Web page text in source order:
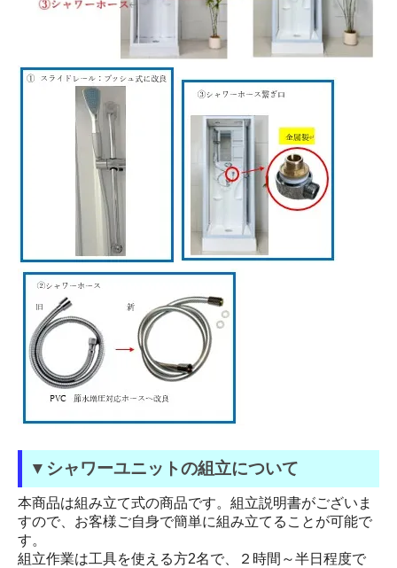
▼シャワーユニットの組立について
本商品は組み立て式の商品です。組立説明書がございま
すので、お客様ご自身で簡単に組み立てることが可能で
す。
組立作業は工具を使える方2名で、２時間～半日程度で